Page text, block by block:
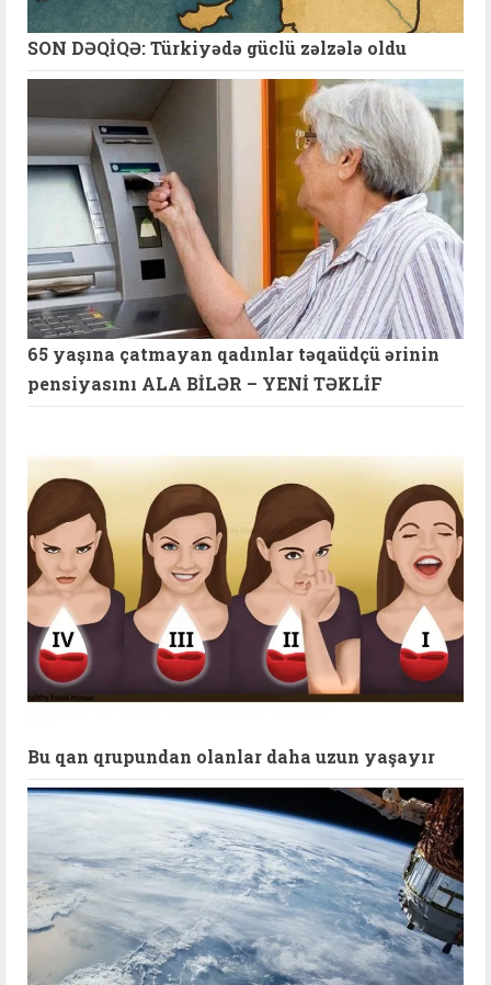
SON DƏQİQƏ: Türkiyədə güclü zəlzələ oldu
65 yaşına çatmayan qadınlar təqaüdçü ərinin
pensiyasını ALA BİLƏR – YENİ TƏKLİF
Bu qan qrupundan olanlar daha uzun yaşayır